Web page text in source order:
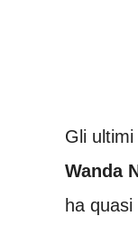
Gli
Wanda
ha quasi